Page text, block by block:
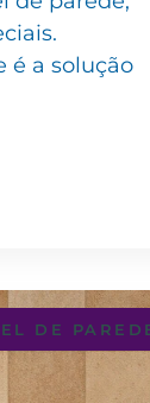
a solução
DE PAREDE